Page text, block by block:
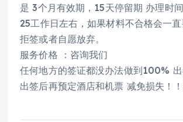
是 3个月有效期，15天停留期 办理时
25工作日左右，如果材料不合格会一
拒签或者自愿放弃。
服务价格 ：咨询我们
任何地方的签证都没办法做到100%
出签后再预定酒店和机票 减免损失！